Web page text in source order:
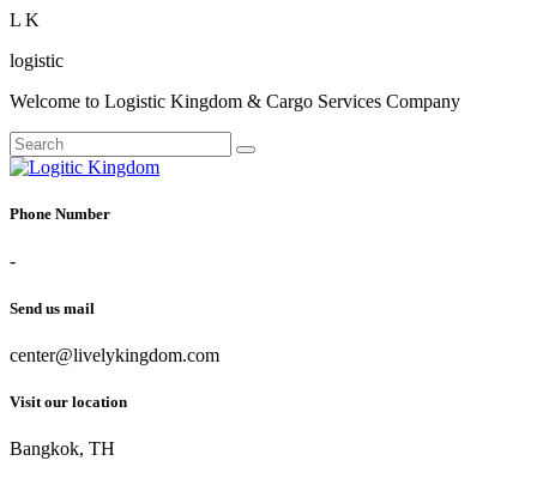
L K
logistic
Welcome to Logistic Kingdom & Cargo Services Company
Phone Number
-
Send us mail
center@livelykingdom.com
Visit our location
Bangkok, TH